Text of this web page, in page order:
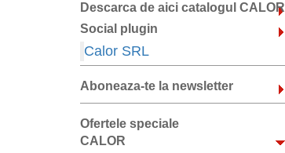
Descarca de aici catalogul CALOR
Social plugin
Calor SRL
Aboneaza-te la newsletter
Ofertele speciale
CALOR